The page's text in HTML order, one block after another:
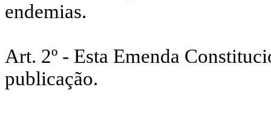
endemias.
Art. 2º - Esta Emenda
publicação.